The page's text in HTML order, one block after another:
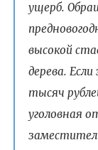
ущерб.
высокой
дерева.
тысяч
уголовная